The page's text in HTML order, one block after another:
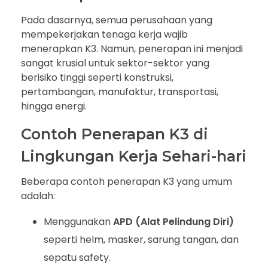
Pada dasarnya, semua perusahaan yang
mempekerjakan tenaga kerja wajib
menerapkan K3. Namun, penerapan ini menjadi
sangat krusial untuk sektor-sektor yang
berisiko tinggi seperti konstruksi,
pertambangan, manufaktur, transportasi,
hingga energi.
Contoh Penerapan K3 di
Lingkungan Kerja Sehari-hari
Beberapa contoh penerapan K3 yang umum
adalah:
MenggunakanAPD (Alat Pelindung Diri)
seperti helm, masker, sarung tangan, dan
sepatu safety.